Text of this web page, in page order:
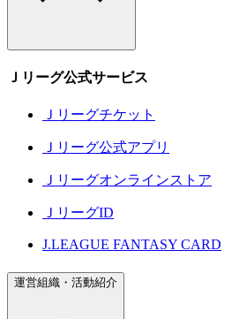
Ｊリーグ公式サービス
Ｊリーグチケット
Ｊリーグ公式アプリ
Ｊリーグオンラインストア
ＪリーグID
J.LEAGUE FANTASY CARD
運営組織・活動紹介